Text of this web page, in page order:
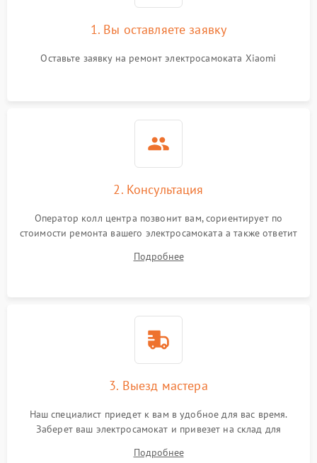
1. Вы оставляете заявку
Оставьте заявку на ремонт электросамоката Xiaomi
2. Консультация
Оператор колл центра позвонит вам, сориентирует по
стоимости ремонта вашего электросамоката а также ответит
Подробнее
3. Выезд мастера
Наш специалист приедет к вам в удобное для вас время.
Заберет ваш электросамокат и привезет на склад для
Подробнее